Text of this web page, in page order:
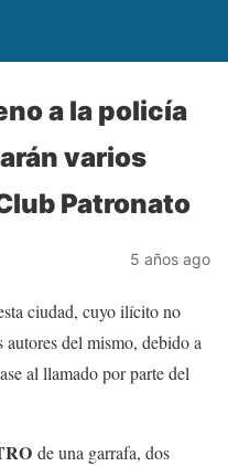
a la policía
varios
Patronato
5 años ago
ciudad, cuyo ilícito no
del mismo, debido a
al llamado por parte del
de una garrafa, dos